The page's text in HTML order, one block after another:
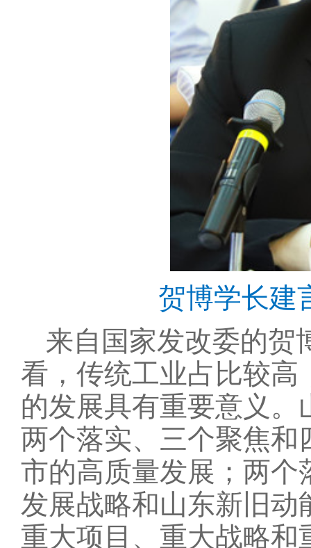
贺博学长建
来自国家发改委的贺
看，传统工业占比较
的发展具有重要意义
两个落实、三个聚焦和
市的高质量发展；两个
发展战略和山东新旧动
重大项目、重大战略